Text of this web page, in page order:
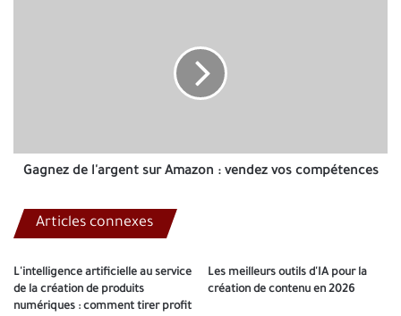
compétences
Gagnez de l'argent sur Amazon : vendez vos compétences
Articles connexes
L'intelligence artificielle au service
de la création de produits
numériques : comment tirer profit
Les meilleurs outils d'IA pour la
création de contenu en 2026